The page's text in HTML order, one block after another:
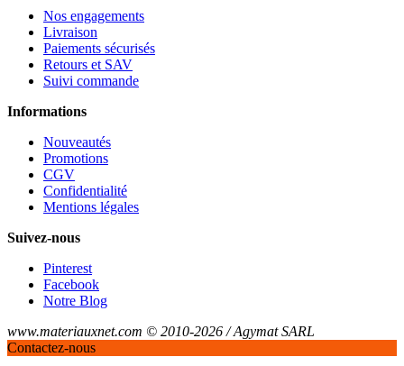
Nos engagements
Livraison
Paiements sécurisés
Retours et SAV
Suivi commande
Informations
Nouveautés
Promotions
CGV
Confidentialité
Mentions légales
Suivez-nous
Pinterest
Facebook
Notre Blog
www.materiauxnet.com © 2010-2026 / Agymat SARL
Contactez-nous